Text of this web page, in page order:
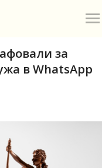
О
за
в WhatsApp